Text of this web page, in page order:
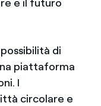
e il futuro
di
piattaforma
I
circolare e